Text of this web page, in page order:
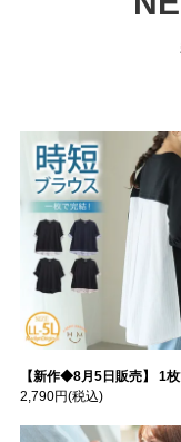
【新作◆8月5日販売】 1枚で完結 袖口＆バック フハク使い トップス | 大きいサイズの通
2,790円(税込)